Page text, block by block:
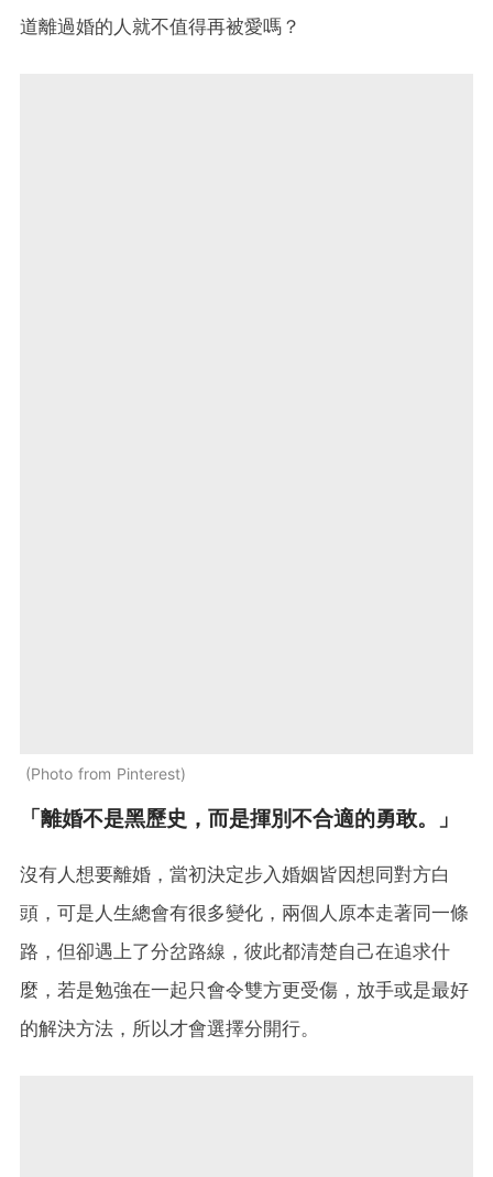
道離過婚的人就不值得再被愛嗎？
Photo from Pinterest
「離婚不是黑歷史，而是揮別不合適的勇敢。」
沒有人想要離婚，當初決定步入婚姻皆因想同對方白
頭，可是人生總會有很多變化，兩個人原本走著同一條
路，但卻遇上了分岔路線，彼此都清楚自己在追求什
麼，若是勉強在一起只會令雙方更受傷，放手或是最好
的解決方法，所以才會選擇分開行。